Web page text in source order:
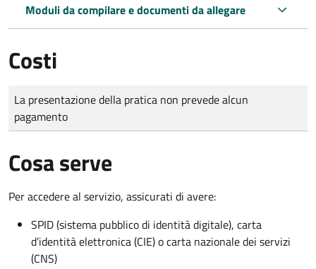
Moduli da compilare e documenti da allegare
Costi
Tipo di pagamento
Importo
La presentazione della pratica non prevede alcun
pagamento
Cosa serve
Per accedere al servizio, assicurati di avere:
SPID (sistema pubblico di identità digitale), carta
d’identità elettronica (CIE) o carta nazionale dei servizi
(CNS)